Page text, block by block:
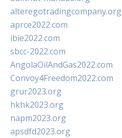
alteregotradingcompany.org
aprce2022.com
ibie2022.com
sbcc-2022.com
AngolaOilAndGas2022.com
Convoy4Freedom2022.com
grur2023.org
hkhk2023.org
napm2023.org
apsdfd2023.org